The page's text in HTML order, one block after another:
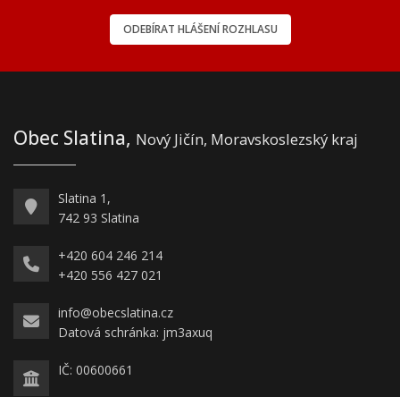
ODEBÍRAT HLÁŠENÍ ROZHLASU
Obec Slatina, Nový Jičín, Moravskoslezský kraj
Slatina 1,
742 93 Slatina
+420 604 246 214
+420 556 427 021
info@obecslatina.cz
Datová schránka: jm3axuq
IČ: 00600661